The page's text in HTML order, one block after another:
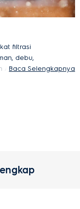
filtrasi
debu,
Anda. Cuci
Baca Selengkapnya